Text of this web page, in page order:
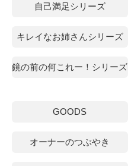
自己満足シリーズ
キレイなお姉さんシリーズ
鏡の前の何これー！シリーズ
GOODS
オーナーのつぶやき